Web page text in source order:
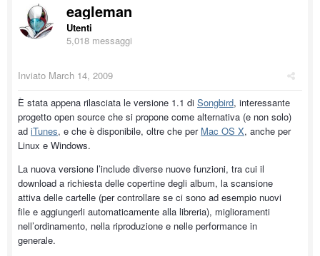
eagleman
Utenti
5,018 messaggi
Inviato March 14, 2009
È stata appena rilasciata le versione 1.1 di Songbird, interessante
progetto open source che si propone come alternativa (e non solo)
ad iTunes, e che è disponibile, oltre che per Mac OS X, anche per
Linux e Windows.
La nuova versione l’include diverse nuove funzioni, tra cui il
download a richiesta delle copertine degli album, la scansione
attiva delle cartelle (per controllare se ci sono ad esempio nuovi
file e aggiungerli automaticamente alla libreria), miglioramenti
nell’ordinamento, nella riproduzione e nelle performance in
generale.